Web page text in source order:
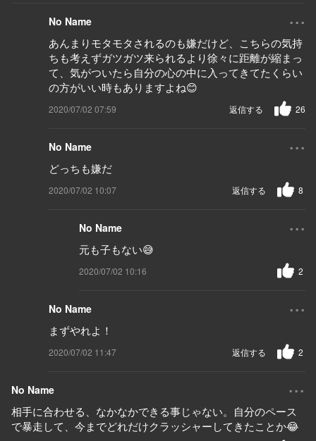
No Name ...
あんまりモタモタされるのも嫌だけど、こちらの気持
ちも考えずガツガツ来られるより徐々に距離が縮まっ
て、気がついたら自分の心の中に入ってきてたくらい
の方がいい時もありますよね😊
2020/07/02 07:59 26
返信する
No Name ...
どっちも嫌だ
2020/07/02 10:07 8
返信する
No Name ...
元も子もない😅
2020/07/02 10:16 2
No Name ...
まずやれよ！
2020/07/02 11:47 2
返信する
No Name ...
相手に合わせる、なかなかできる事じゃない。自分のペース
で暴走して、今までどれだけクラッシャーしてきたことか😂